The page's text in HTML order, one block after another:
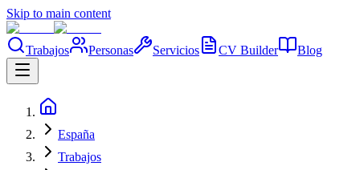
Skip to main content
Trabajos Personas Servicios CV Builder Blog
España
Trabajos